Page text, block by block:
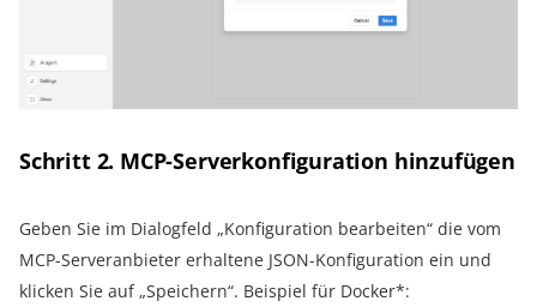
Schritt 2. MCP-Serverkonfiguration hinzufügen
Geben Sie im Dialogfeld „Konfiguration bearbeiten“ die vom
MCP-Serveranbieter erhaltene JSON-Konfiguration ein und
klicken Sie auf „Speichern“. Beispiel für Docker*: